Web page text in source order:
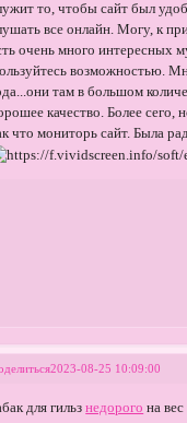
то, чтобы сайт был
все онлайн. Могу, к
очень много интересных
возможностью.
там в большом
качество. Более
что мониторь сайт. Была
2023-08-25 10:09:00
для гильзнедорого на